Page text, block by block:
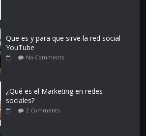
Que es y para que sirve la red social
YouTube
No Comments
¿Qué es el Marketing en redes
sociales?
2 Comments